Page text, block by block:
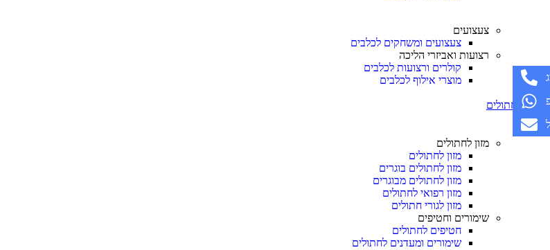
צעצועים
צעצועים ומשחקים לכלבים
רצועות ואביזרי הליכה
קולרים ורצועות לכלבים
מוצרי אילוף לכלבים
חתולים
מזון לחתולים
מזון לחתולים
מזון לחתולים בוגרים
מזון לחתולים מבוגרים
מזון רפואי לחתולים
מזון לגורי חתולים
שימורים וחטיפים
חטיפים לחתולים
שימורים ומעדנים לחתולים